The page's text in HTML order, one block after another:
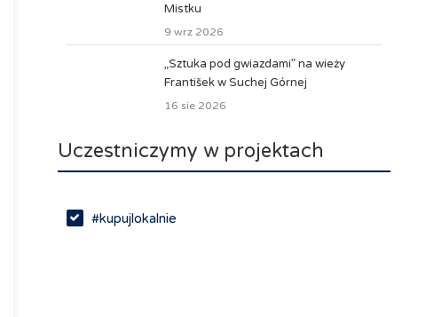
Mistku
9 wrz 2026
„Sztuka pod gwiazdami” na wieży
František w Suchej Górnej
16 sie 2026
Uczestniczymy w projektach
#kupujlokalnie